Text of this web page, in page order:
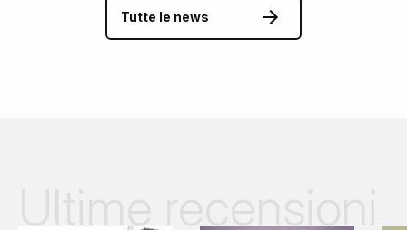
Tutte le news